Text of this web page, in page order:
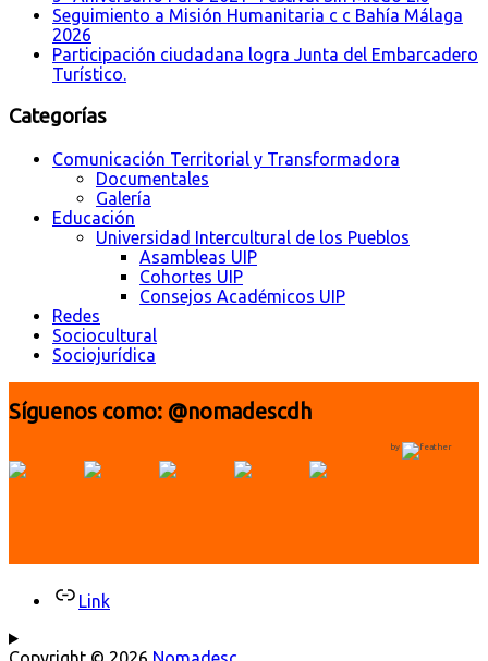
Seguimiento a Misión Humanitaria c c Bahía Málaga
2026
Participación ciudadana logra Junta del Embarcadero
Turístico.
Categorías
Comunicación Territorial y Transformadora
Documentales
Galería
Educación
Universidad Intercultural de los Pueblos
Asambleas UIP
Cohortes UIP
Consejos Académicos UIP
Redes
Sociocultural
Sociojurídica
Síguenos como: @nomadescdh
by
Link